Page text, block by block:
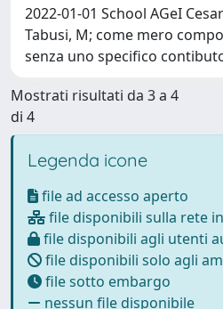
2022-01-01 School AGeI
Tabusi, M; come mero
senza uno specifico
Mostrati risultati da 3 a 4
di 4
Legenda icone
file ad accesso aperto
file disponibili sulla rete
file disponibili agli utenti
file disponibili solo agli
file sotto embargo
nessun file disponibile